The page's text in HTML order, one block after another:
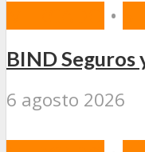
•
BIND Seguros
6 agosto 2026